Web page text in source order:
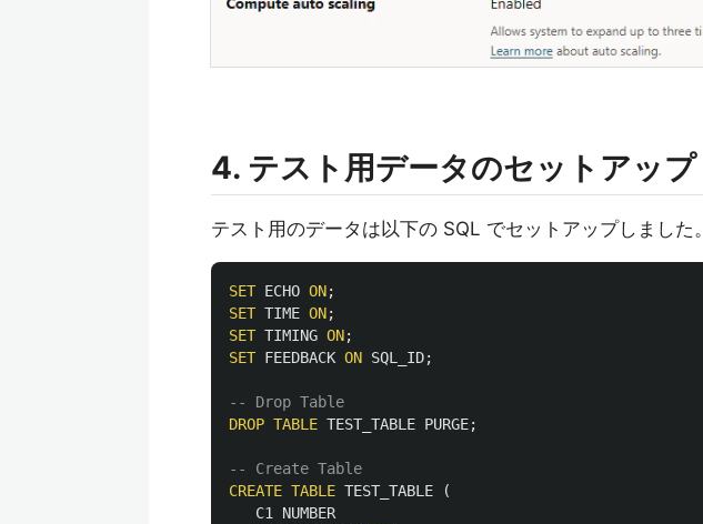
4. テスト用データのセットアップ
テスト用のデータは以下の SQL でセットアップしました。
SET ECHO ON;
SET TIME ON;
SET TIMING ON;
SET FEEDBACK ON SQL_ID;
-- Drop Table
DROP TABLE TEST_TABLE PURGE;
-- Create Table
CREATE TABLE TEST_TABLE
(
C1 NUMBER